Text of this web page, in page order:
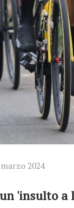
2024
'insulto a